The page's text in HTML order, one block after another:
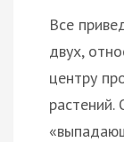
Все
двух,
центру
растений.